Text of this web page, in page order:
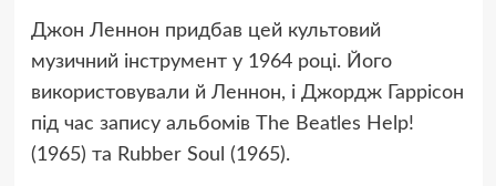
Джон Леннон придбав цей культовий
музичний інструмент у 1964 році. Його
використовували й Леннон, і Джордж Гаррісон
під час запису альбомів The Beatles Help!
(1965) та Rubber Soul (1965).